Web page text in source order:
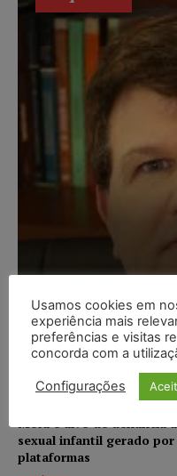
juros
sexual infantil gerado por
plataformas
Usamos cookies em
experiência mais
preferências e visitas
concorda com a
Configurações